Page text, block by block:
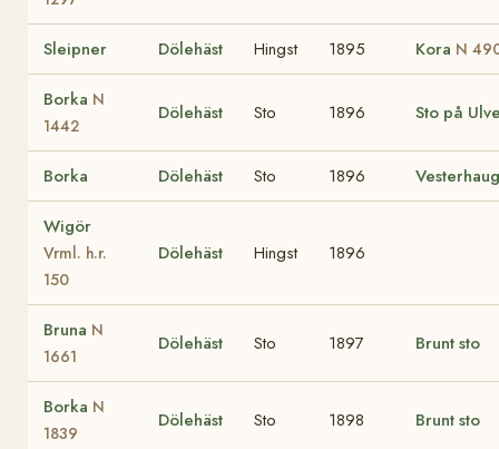
Sleipner Dölehäst Hingst 1895 Kora N
Borka N
1442
Dölehäst Sto 1896 Sto på
Borka Dölehäst Sto 1896
Wigör
Vrml. h.r.
150
Dölehäst Hingst 1896
Bruna N
1661
Dölehäst Sto 1897 Brunt sto
Borka N
1839
Dölehäst Sto 1898 Brunt sto